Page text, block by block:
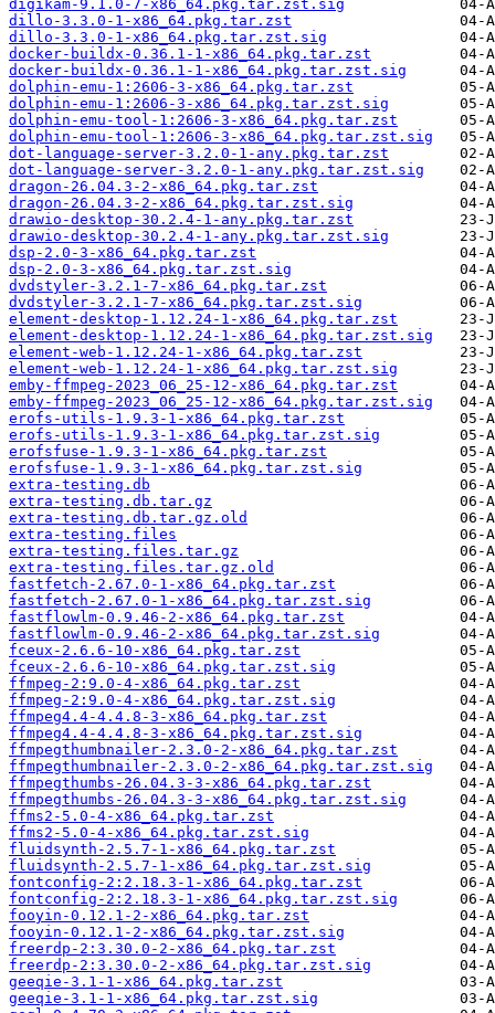
digikam-9.1.0-7-x86_64.pkg.tar.zst.sig
dillo-3.3.0-1-x86_64.pkg.tar.zst
dillo-3.3.0-1-x86_64.pkg.tar.zst.sig
docker-buildx-0.36.1-1-x86_64.pkg.tar.zst
docker-buildx-0.36.1-1-x86_64.pkg.tar.zst.sig
dolphin-emu-1:2606-3-x86_64.pkg.tar.zst
dolphin-emu-1:2606-3-x86_64.pkg.tar.zst.sig
dolphin-emu-tool-1:2606-3-x86_64.pkg.tar.zst
dolphin-emu-tool-1:2606-3-x86_64.pkg.tar.zst.sig
dot-language-server-3.2.0-1-any.pkg.tar.zst
dot-language-server-3.2.0-1-any.pkg.tar.zst.sig
dragon-26.04.3-2-x86_64.pkg.tar.zst
dragon-26.04.3-2-x86_64.pkg.tar.zst.sig
drawio-desktop-30.2.4-1-any.pkg.tar.zst
drawio-desktop-30.2.4-1-any.pkg.tar.zst.sig
dsp-2.0-3-x86_64.pkg.tar.zst
dsp-2.0-3-x86_64.pkg.tar.zst.sig
dvdstyler-3.2.1-7-x86_64.pkg.tar.zst
dvdstyler-3.2.1-7-x86_64.pkg.tar.zst.sig
element-desktop-1.12.24-1-x86_64.pkg.tar.zst
element-desktop-1.12.24-1-x86_64.pkg.tar.zst.sig
element-web-1.12.24-1-x86_64.pkg.tar.zst
element-web-1.12.24-1-x86_64.pkg.tar.zst.sig
emby-ffmpeg-2023_06_25-12-x86_64.pkg.tar.zst
emby-ffmpeg-2023_06_25-12-x86_64.pkg.tar.zst.sig
erofs-utils-1.9.3-1-x86_64.pkg.tar.zst
erofs-utils-1.9.3-1-x86_64.pkg.tar.zst.sig
erofsfuse-1.9.3-1-x86_64.pkg.tar.zst
erofsfuse-1.9.3-1-x86_64.pkg.tar.zst.sig
extra-testing.db
extra-testing.db.tar.gz
extra-testing.db.tar.gz.old
extra-testing.files
extra-testing.files.tar.gz
extra-testing.files.tar.gz.old
fastfetch-2.67.0-1-x86_64.pkg.tar.zst
fastfetch-2.67.0-1-x86_64.pkg.tar.zst.sig
fastflowlm-0.9.46-2-x86_64.pkg.tar.zst
fastflowlm-0.9.46-2-x86_64.pkg.tar.zst.sig
fceux-2.6.6-10-x86_64.pkg.tar.zst
fceux-2.6.6-10-x86_64.pkg.tar.zst.sig
ffmpeg-2:9.0-4-x86_64.pkg.tar.zst
ffmpeg-2:9.0-4-x86_64.pkg.tar.zst.sig
ffmpeg4.4-4.4.8-3-x86_64.pkg.tar.zst
ffmpeg4.4-4.4.8-3-x86_64.pkg.tar.zst.sig
ffmpegthumbnailer-2.3.0-2-x86_64.pkg.tar.zst
ffmpegthumbnailer-2.3.0-2-x86_64.pkg.tar.zst.sig
ffmpegthumbs-26.04.3-3-x86_64.pkg.tar.zst
ffmpegthumbs-26.04.3-3-x86_64.pkg.tar.zst.sig
ffms2-5.0-4-x86_64.pkg.tar.zst
ffms2-5.0-4-x86_64.pkg.tar.zst.sig
fluidsynth-2.5.7-1-x86_64.pkg.tar.zst
fluidsynth-2.5.7-1-x86_64.pkg.tar.zst.sig
fontconfig-2:2.18.3-1-x86_64.pkg.tar.zst
fontconfig-2:2.18.3-1-x86_64.pkg.tar.zst.sig
fooyin-0.12.1-2-x86_64.pkg.tar.zst
fooyin-0.12.1-2-x86_64.pkg.tar.zst.sig
freerdp-2:3.30.0-2-x86_64.pkg.tar.zst
freerdp-2:3.30.0-2-x86_64.pkg.tar.zst.sig
geeqie-3.1-1-x86_64.pkg.tar.zst
geeqie-3.1-1-x86_64.pkg.tar.zst.sig